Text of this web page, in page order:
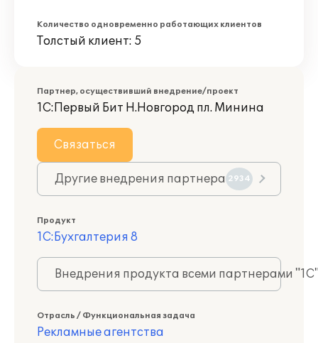
Количество одновременно работающих клиентов
Толстый клиент: 5
Партнер, осуществивший внедрение/проект
1С:Первый Бит Н.Новгород пл. Минина
Связаться
Другие внедрения партнера 2934
Продукт
1С:Бухгалтерия 8
Внедрения продукта всеми партнерами
Отрасль / Функциональная задача
Рекламные агентства